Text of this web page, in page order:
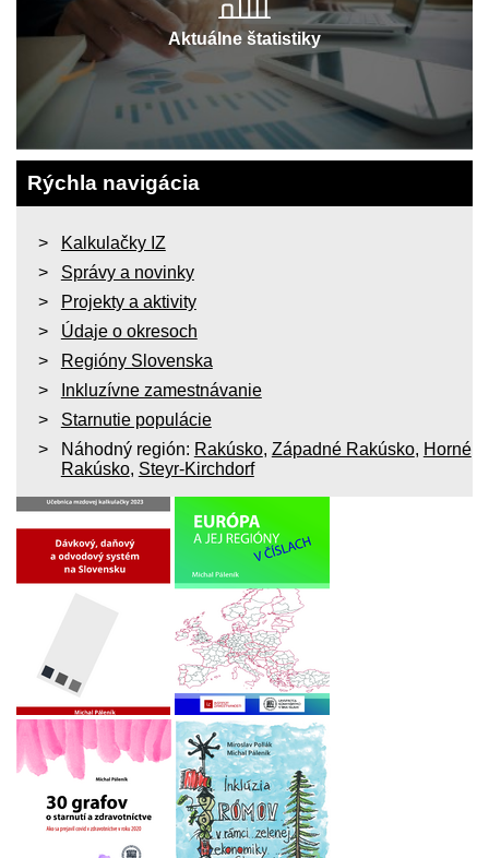
Aktuálne štatistiky
Rýchla navigácia
Kalkulačky IZ
Správy a novinky
Projekty a aktivity
Údaje o okresoch
Regióny Slovenska
Inkluzívne zamestnávanie
Starnutie populácie
Náhodný región: Rakúsko, Západné Rakúsko, Horné
Rakúsko, Steyr-Kirchdorf